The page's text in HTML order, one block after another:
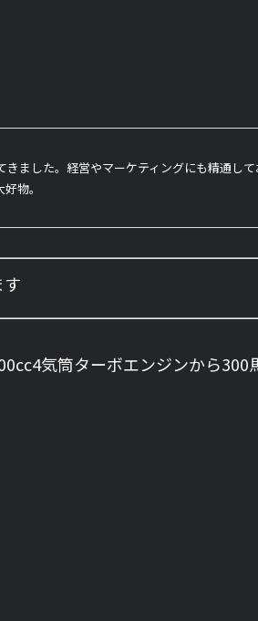
ました。経営やマーケティングにも精通し
物。
気筒ターボエンジンから300